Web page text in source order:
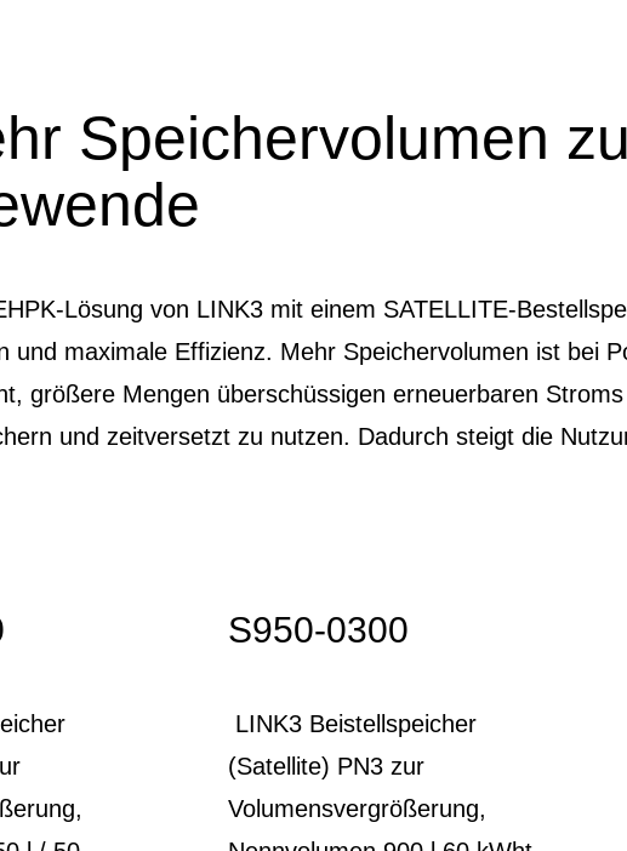
Speichervolumen
Lösung von LINK3 mit einem SATELLITE-
und maximale Effizienz. Mehr Speichervolumen ist bei
größere Mengen überschüssigen erneuerbaren
und zeitversetzt zu nutzen. Dadurch steigt die
S950-0300
LINK3 Beistellspeicher
(Satellite) PN3 zur
Volumensvergrößerung,